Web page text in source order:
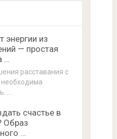
энергии из
— простая
…
расставания с
…
счастье в
Образ
…